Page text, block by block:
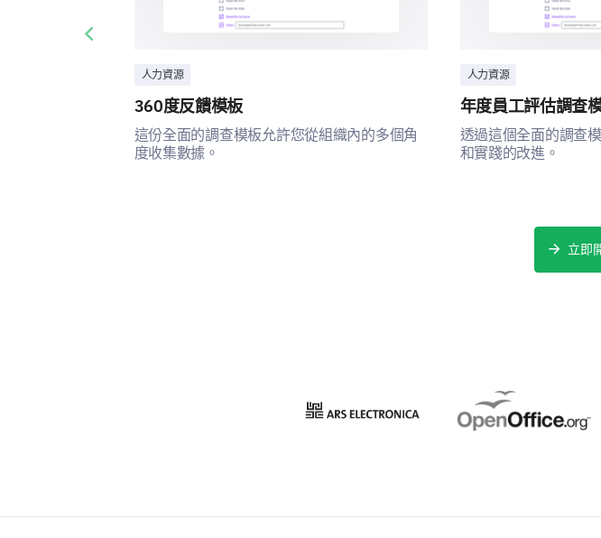
人力資源
360度反饋模板
這份全面的調查模板允許您從組織內的多個角
度收集數據。
人力資源
年度員工評估調查
透過這個全面的調查
和實踐的改進。
Previous slide
立即